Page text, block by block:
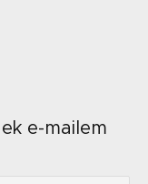
e-mailem